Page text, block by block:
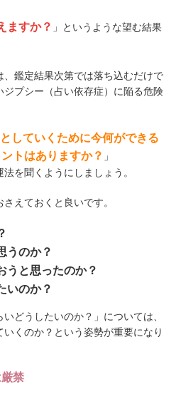
ますか？ 」というような望む結果
鑑定結果次第では落ち込むだけで
プシー（占い依存症）に陥る危険
していくために今何ができる
トはありますか？ 」
を聞くようにしましょう。
えておくと良いです。
うのか？
うと思ったのか？
いのか？
どうしたいのか？」については、
くのか？という姿勢が重要になり
禁